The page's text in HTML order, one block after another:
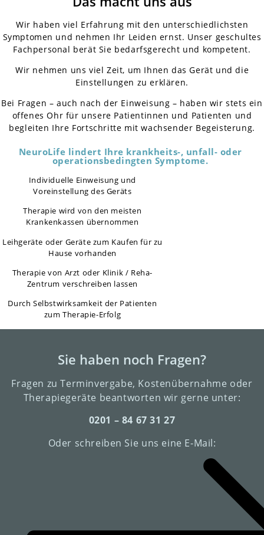
Wir haben viel Erfahrung mit den unterschiedlichsten
Symptomen und nehmen Ihr Leiden ernst. Unser geschultes
Fachpersonal berät Sie bedarfsgerecht und kompetent.
Wir nehmen uns viel Zeit, um Ihnen das Gerät und die
Einstellungen zu erklären.
Bei Fragen – auch nach der Einweisung – haben wir stets ein
offenes Ohr für unsere Patientinnen und Patienten und
begleiten Ihre Fortschritte mit wachsender Begeisterung.
NeuroLife lindert Ihre krankheits-, unfall- oder
operationsbedingten Symptome.
Individuelle Einweisung und
Voreinstellung des Geräts
Therapie wird von den meisten
Krankenkassen übernommen
Leihgeräte oder Geräte zum Kaufen für zu
Hause vorhanden
Therapie von Arzt oder Klinik / Reha-
Zentrum verschreiben lassen
Durch Selbstwirksamkeit der Patienten
zum Therapie-Erfolg
Sie haben noch Fragen?
Fragen zu Terminvergabe, Kostenübernahme oder
Therapiegeräte beantworten wir gerne unter:
0201 – 84 67 31 27
Oder schreiben Sie uns eine E-Mail: